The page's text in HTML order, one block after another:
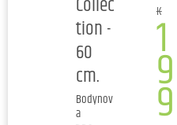
tion -
60
cm.
Bodynov
a
K
1
9
9